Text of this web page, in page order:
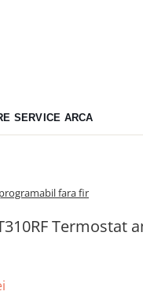
SERVICE ARCA
fara fir